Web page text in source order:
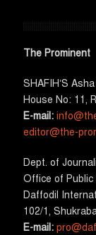
The Prominent
SHAFIH’S
House No: 11,
E-mail:
editor@the-
​Dept. of
Office of Public
​Daffodil
102/1,
E-mail: